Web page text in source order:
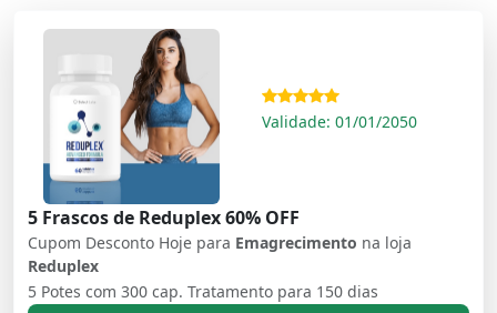
Validade: 01/01/2050
5 Frascos de Reduplex 60% OFF
Cupom Desconto Hoje para Emagrecimento na loja
Reduplex
5 Potes com 300 cap. Tratamento para 150 dias